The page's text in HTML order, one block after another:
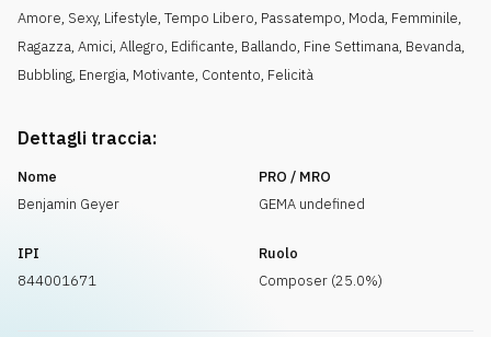
Amore, Sexy, Lifestyle, Tempo Libero, Passatempo, Moda, Femminile,
Ragazza, Amici, Allegro, Edificante, Ballando, Fine Settimana, Bevanda,
Bubbling, Energia, Motivante, Contento, Felicità
Dettagli traccia:
Nome
Benjamin Geyer
PRO / MRO
GEMA undefined
IPI
844001671
Ruolo
Composer (25.0%)